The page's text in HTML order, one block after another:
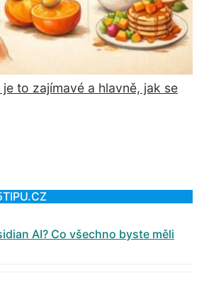
to zajímavé a hlavně, jak se
AI? Co všechno byste měli